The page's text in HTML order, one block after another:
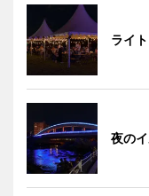
ライ
夜の